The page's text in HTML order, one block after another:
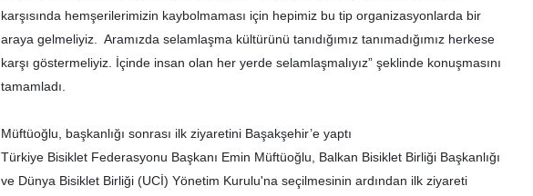
karşısında hemşerilerimizin kaybolmaması için hepimiz bu tip organizasyonlarda bir
araya gelmeliyiz. Aramızda selamlaşma kültürünü tanıdığımız tanımadığımız herkese
karşı göstermeliyiz. İçinde insan olan her yerde selamlaşmalıyız” şeklinde konuşmasını
tamamladı.
Müftüoğlu, başkanlığı sonrası ilk ziyaretini Başakşehir’e yaptı
Türkiye Bisiklet Federasyonu Başkanı Emin Müftüoğlu, Balkan Bisiklet Birliği Başkanlığı
ve Dünya Bisiklet Birliği (UCİ) Yönetim Kurulu'na seçilmesinin ardından ilk ziyareti